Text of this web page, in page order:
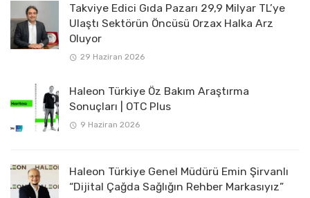
Takviye Edici Gıda Pazarı 29,9 Milyar TL’ye
Ulaştı Sektörün Öncüsü Orzax Halka Arz
Oluyor
29 Haziran 2026
Haleon Türkiye Öz Bakım Araştırma
Sonuçları | OTC Plus
9 Haziran 2026
Haleon Türkiye Genel Müdürü Emin Şirvanlı
“Dijital Çağda Sağlığın Rehber Markasıyız”